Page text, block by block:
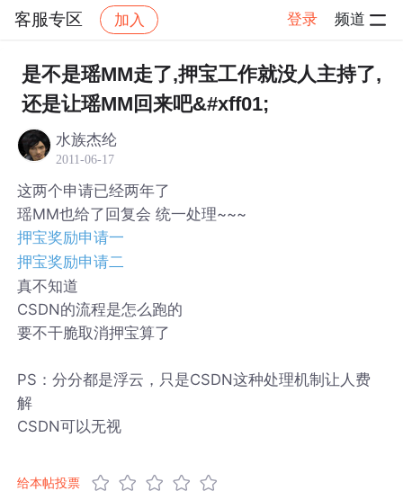
客服专区 加入 登录 频道
社区 客服专区 帖子详情
是不是瑶MM走了,押宝工作就没人主持了,
还是让瑶MM回来吧&#xff01;
水族杰纶
2011-06-17
这两个申请已经两年了
瑶MM也给了回复会 统一处理~~~
押宝奖励申请一
押宝奖励申请二
真不知道
CSDN的流程是怎么跑的
要不干脆取消押宝算了
PS：分分都是浮云，只是CSDN这种处理机制让人费
解
CSDN可以无视
给本帖投票